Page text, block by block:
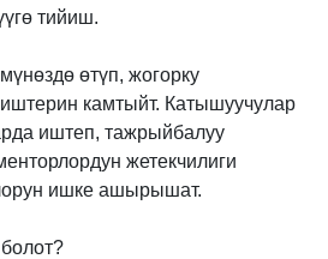
тийиш.
өтүп, жогорку
камтыйт. Катышуучулар
иштеп, тажрыйбалуу
жетекчилиги
ишке ашырышат.